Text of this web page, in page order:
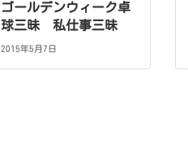
ゴールデンウィーク卓
球三昧 私仕事三昧
2015年5月7日